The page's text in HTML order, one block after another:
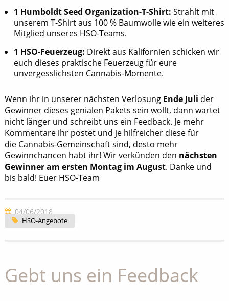
1 Humboldt Seed Organization-T-Shirt: Strahlt mit
unserem T-Shirt aus 100 % Baumwolle wie ein weiteres
Mitglied unseres HSO-Teams.
1 HSO-Feuerzeug: Direkt aus Kalifornien schicken wir
euch dieses praktische Feuerzeug für eure
unvergesslichsten Cannabis-Momente.
Wenn ihr in unserer nächsten Verlosung Ende Juli der
Gewinner dieses genialen Pakets sein wollt, dann wartet
nicht länger und schreibt uns ein Feedback. Je mehr
Kommentare ihr postet und je hilfreicher diese für
die Cannabis-Gemeinschaft sind, desto mehr
Gewinnchancen habt ihr! Wir verkünden den nächsten
Gewinner am ersten Montag im August. Danke und
bis bald! Euer HSO-Team
04/06/2018
HSO-Angebote
Gebt uns ein Feedback